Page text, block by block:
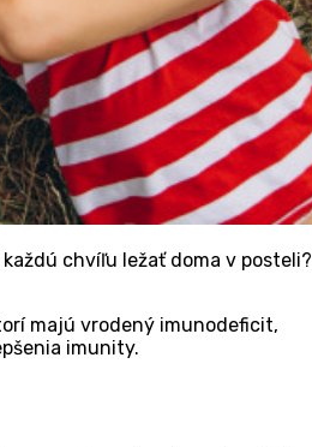
chvíľu ležať doma v posteli?
majú vrodený imunodeficit,
imunity.